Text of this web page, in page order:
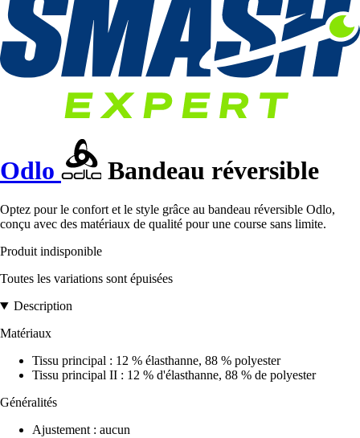
Odlo Bandeau réversible
Optez pour le confort et le style grâce au bandeau réversible Odlo,
conçu avec des matériaux de qualité pour une course sans limite.
Produit indisponible
Toutes les variations sont épuisées
Description
Matériaux
Tissu principal : 12 % élasthanne, 88 % polyester
Tissu principal II : 12 % d'élasthanne, 88 % de polyester
Généralités
Ajustement : aucun